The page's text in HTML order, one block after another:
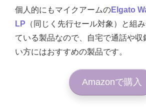
個人的にもマイクアームのElgato
LP （同じく先行セール対象）と組
ている製品なので、自宅で通話や収
い方にはおすすめの製品です。
Amazonで購入